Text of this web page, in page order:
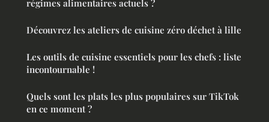
régimes alimentaires actuels ?
Découvrez les ateliers de cuisine zéro déchet à lille
Les outils de cuisine essentiels pour les chefs : liste
incontournable !
Quels sont les plats les plus populaires sur TikTok
en ce moment ?